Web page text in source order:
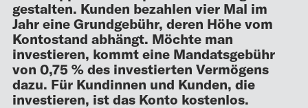
gestalten. Kunden bezahlen vier Mal im
Jahr eine Grundgebühr, deren Höhe vom
Kontostand abhängt. Möchte man
investieren, kommt eine Mandatsgebühr
von 0,75 % des investierten Vermögens
dazu. Für Kundinnen und Kunden, die
investieren, ist das Konto kostenlos.